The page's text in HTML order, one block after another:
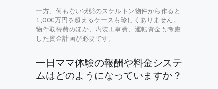
一方、何もない状態のスケルトン物件から作ると
1,000万円を超えるケースも珍しくありません。
物件取得費のほか、内装工事費、運転資金も考慮
した資金計画が必要です。
一日ママ体験の報酬や料金システ
ムはどのようになっていますか？